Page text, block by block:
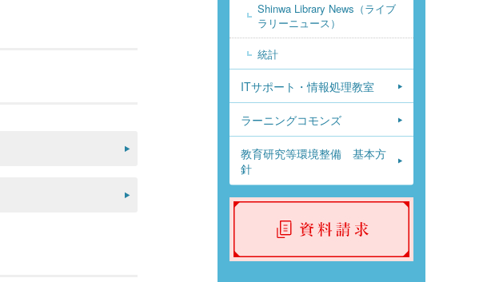
Shinwa Library News（ライブ
ラリーニュース）
統計
ITサポート・情報処理教室
ラーニングコモンズ
教育研究等環境整備 基本方
針